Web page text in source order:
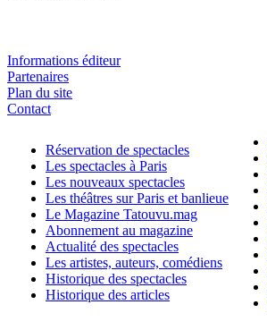
Informations éditeur
Partenaires
Plan du site
Contact
Réservation de spectacles
Les spectacles à Paris
Les nouveaux spectacles
Les théâtres sur Paris et banlieue
Le Magazine Tatouvu.mag
Abonnement au magazine
Actualité des spectacles
Les artistes, auteurs, comédiens
Historique des spectacles
Historique des articles